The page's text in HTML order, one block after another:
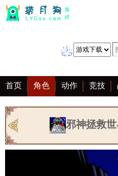
首页 角色 动作 竞技
冒险 棋牌 赛车 音乐
邪神拯救